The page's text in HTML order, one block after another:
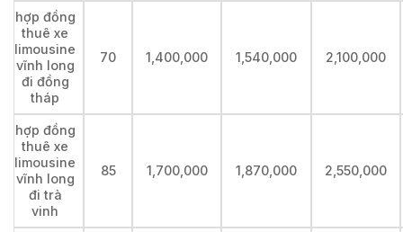
hợp đồng
thuê xe
limousine
vĩnh long
đi đồng
tháp
70 1,400,000 1,540,000 2,100,000
hợp đồng
thuê xe
limousine
vĩnh long
đi trà
vinh
85 1,700,000 1,870,000 2,550,000